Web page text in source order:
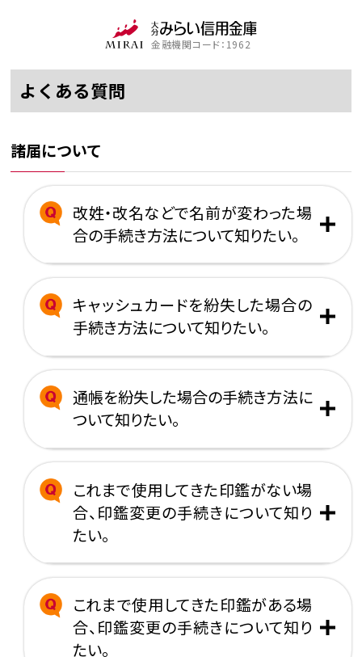
金融機関コード：1962
よくある質問
諸届について
改姓・改名などで名前が変わった場
合の手続き方法について知りたい。
キャッシュカードを紛失した場合の
手続き方法について知りたい。
通帳を紛失した場合の手続き方法に
ついて知りたい。
これまで使用してきた印鑑がない場
合、印鑑変更の手続きについて知り
たい。
これまで使用してきた印鑑がある場
合、印鑑変更の手続きについて知り
たい。